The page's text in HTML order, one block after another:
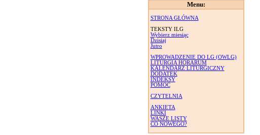
Menu:
STRONA GŁÓWNA
TEKSTY ILG
Wybierz miesiąc
Dzisiaj
Jutro
WPROWADZENIE DO LG (OWLG)
LITURGIA HORARUM
KALENDARZ LITURGICZNY
DODATEK
INDEKSY
POMOC
CZYTELNIA
ANKIETA
LINKI
WASZE LISTY
CO NOWEGO?